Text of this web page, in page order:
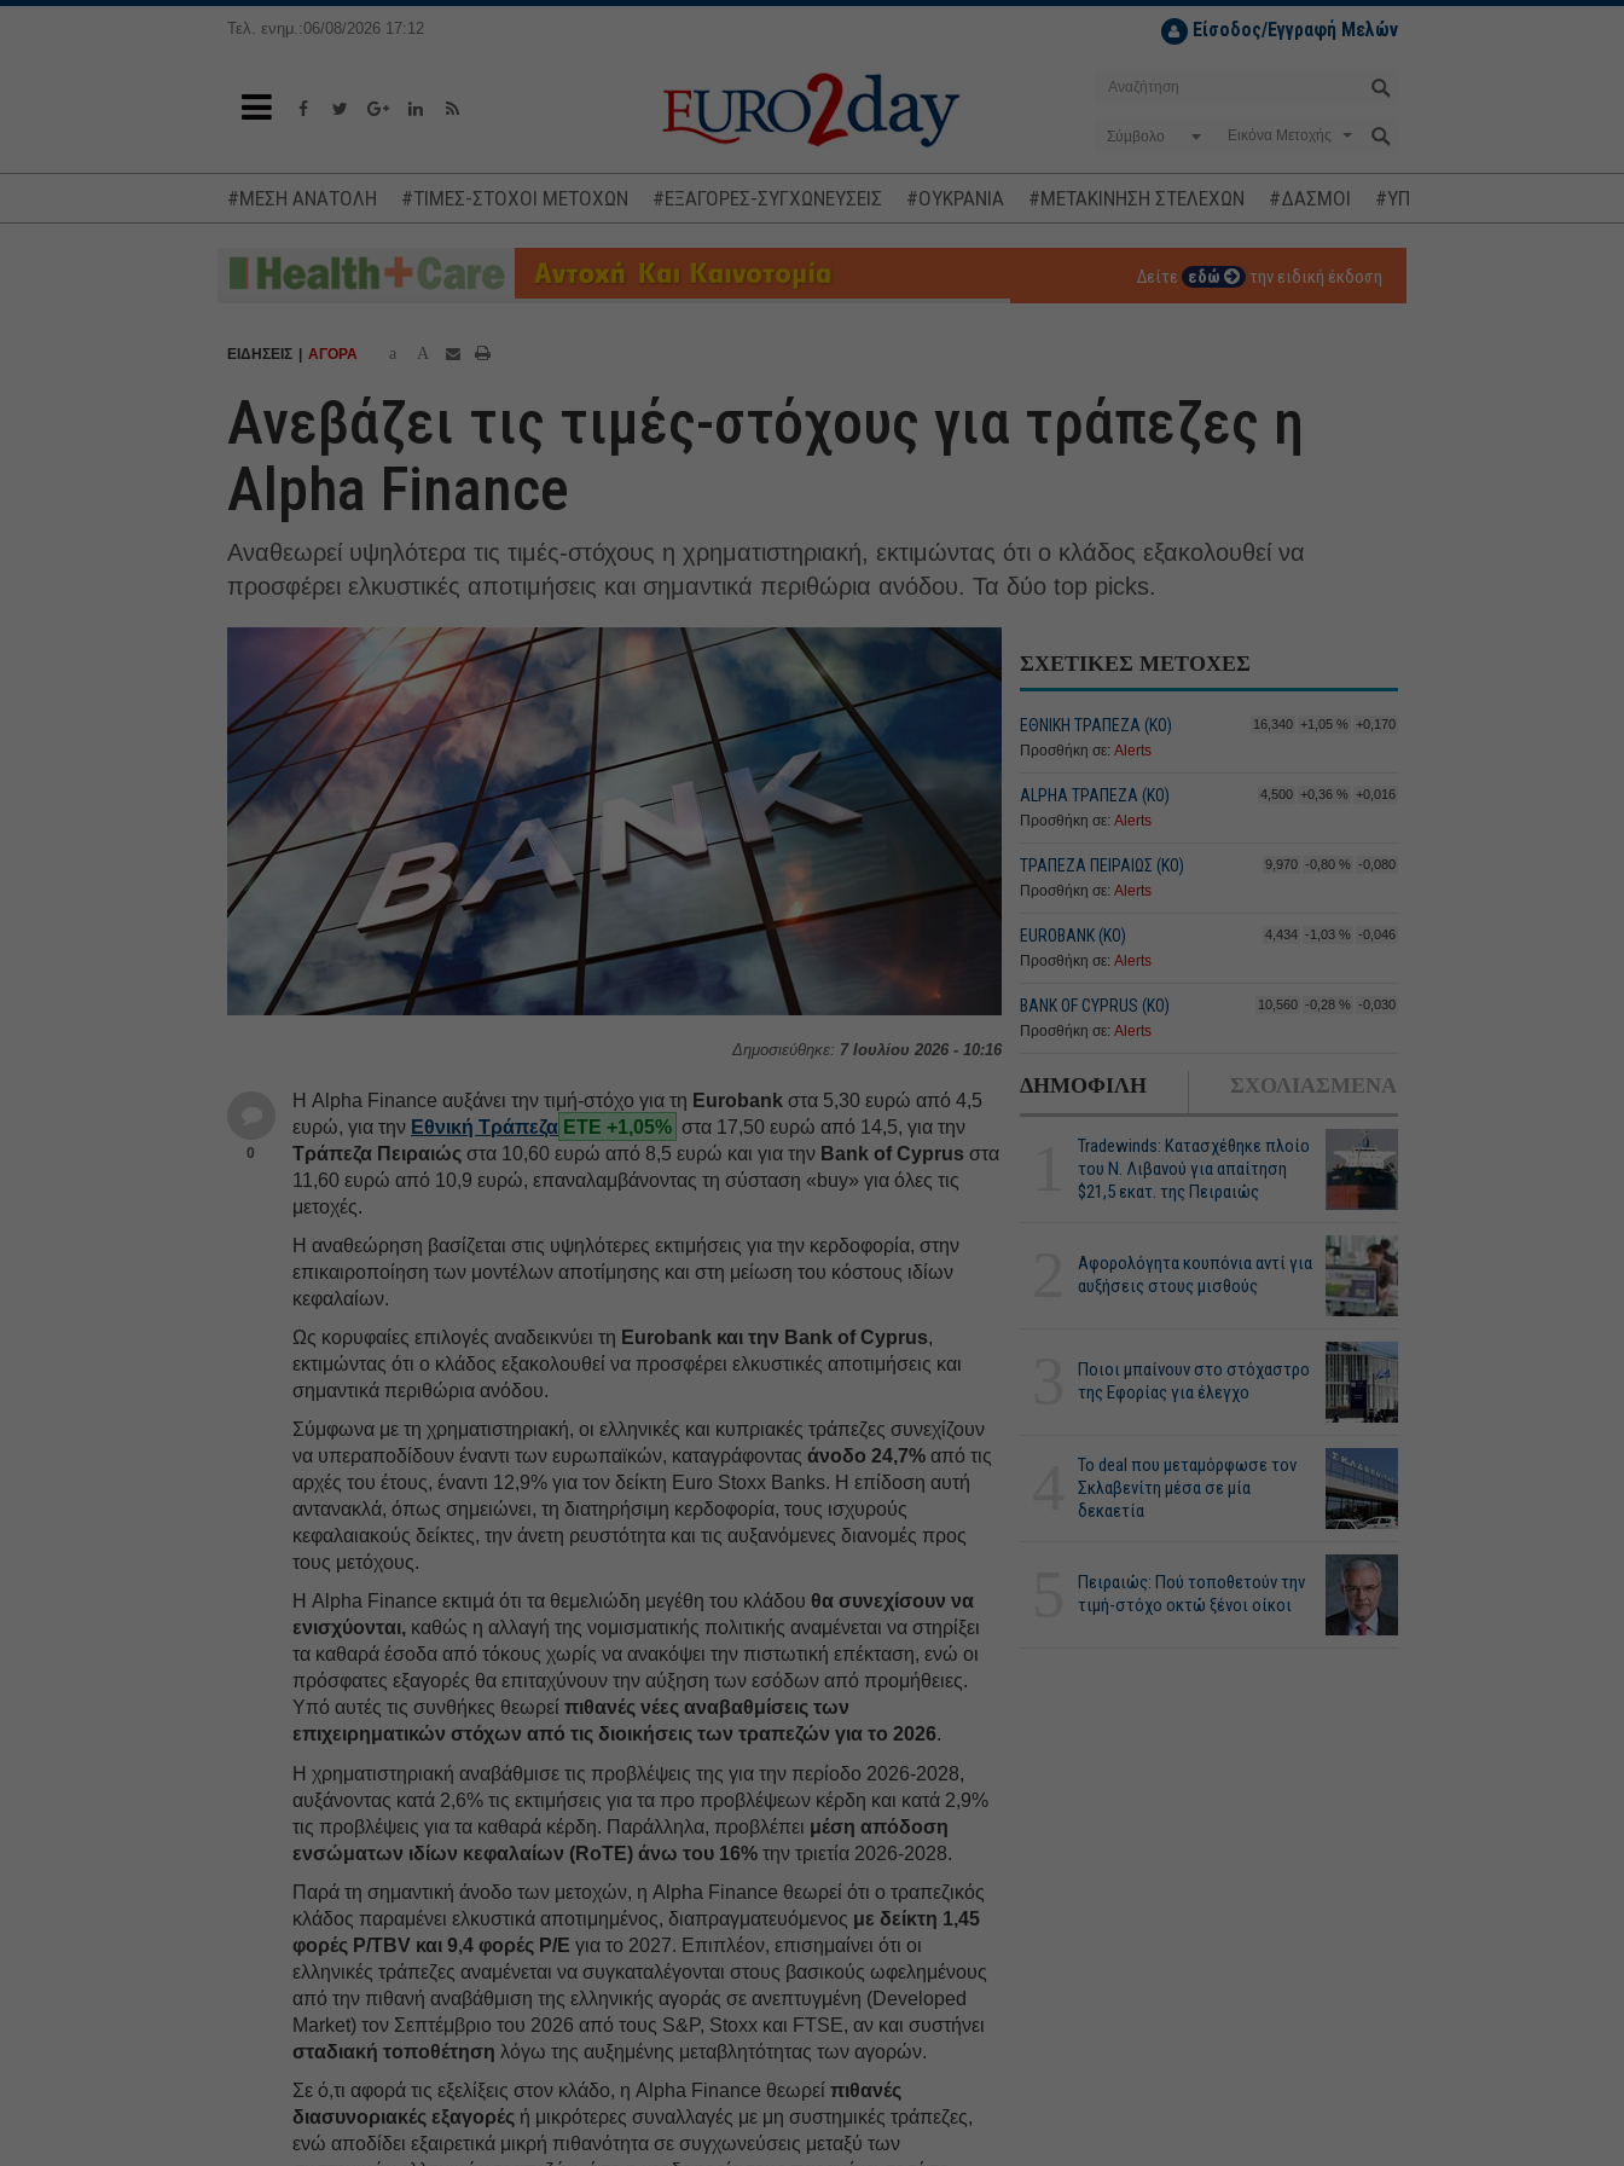
Τελ. ενημ.:06/08/2026 17:12 Είσοδος/Εγγραφή Μελών
Σύμβολο
#ΜΕΣΗ ΑΝΑΤΟΛΗ #ΤΙΜΕΣ-ΣΤΟΧΟΙ ΜΕΤΟΧΩΝ #ΕΞΑΓΟΡΕΣ-ΣΥΓΧΩΝΕΥΣΕΙΣ #ΟΥΚΡΑΝΙΑ #ΜΕΤΑΚΙΝΗΣΗ ΣΤΕΛΕΧΩΝ #ΔΑΣΜΟΙ #ΥΠΟΚΛΟΠΕΣ
Δείτε εδώ την ειδική έκδοση
ΕΙΔΗΣΕΙΣ ΑΓΟΡΑ a A
Ανεβάζει τις τιμές-στόχους για τράπεζες η
Alpha Finance
Αναθεωρεί υψηλότερα τις τιμές-στόχους η χρηματιστηριακή, εκτιμώντας ότι ο κλάδος εξακολουθεί να
προσφέρει ελκυστικές αποτιμήσεις και σημαντικά περιθώρια ανόδου. Τα δύο top picks.
Δημοσιεύθηκε: 7 Ιουλίου 2026 - 10:16
0
Η Alpha Finance αυξάνει την τιμή-στόχο για τη Eurobank στα 5,30 ευρώ από 4,5
ευρώ, για την Εθνική Τράπεζα ΕΤΕ +1,05% στα 17,50 ευρώ από 14,5, για την
Τράπεζα Πειραιώς στα 10,60 ευρώ από 8,5 ευρώ και για την Bank of Cyprus στα
11,60 ευρώ από 10,9 ευρώ, επαναλαμβάνοντας τη σύσταση «buy» για όλες τις
μετοχές.
Η αναθεώρηση βασίζεται στις υψηλότερες εκτιμήσεις για την κερδοφορία, στην
επικαιροποίηση των μοντέλων αποτίμησης και στη μείωση του κόστους ιδίων
κεφαλαίων.
Ως κορυφαίες επιλογές αναδεικνύει τη Eurobank και την Bank of Cyprus,
εκτιμώντας ότι ο κλάδος εξακολουθεί να προσφέρει ελκυστικές αποτιμήσεις και
σημαντικά περιθώρια ανόδου.
Σύμφωνα με τη χρηματιστηριακή, οι ελληνικές και κυπριακές τράπεζες συνεχίζουν
να υπεραποδίδουν έναντι των ευρωπαϊκών, καταγράφονταςάνοδο 24,7% από τις
αρχές του έτους, έναντι 12,9% για τον δείκτη Euro Stoxx Banks. Η επίδοση αυτή
αντανακλά, όπως σημειώνει, τη διατηρήσιμη κερδοφορία, τους ισχυρούς
κεφαλαιακούς δείκτες, την άνετη ρευστότητα και τις αυξανόμενες διανομές προς
τους μετόχους.
Η Alpha Finance εκτιμά ότι τα θεμελιώδη μεγέθη του κλάδου θα συνεχίσουν να
ενισχύονται, καθώς η αλλαγή της νομισματικής πολιτικής αναμένεται να στηρίξει
τα καθαρά έσοδα από τόκους χωρίς να ανακόψει την πιστωτική επέκταση, ενώ οι
πρόσφατες εξαγορές θα επιταχύνουν την αύξηση των εσόδων από προμήθειες.
Υπό αυτές τις συνθήκες θεωρείπιθανές νέες αναβαθμίσεις των
επιχειρηματικών στόχων από τις διοικήσεις των τραπεζών για το 2026.
Η χρηματιστηριακή αναβάθμισε τις προβλέψεις της για την περίοδο 2026-2028,
αυξάνοντας κατά 2,6% τις εκτιμήσεις για τα προ προβλέψεων κέρδη και κατά 2,9%
τις προβλέψεις για τα καθαρά κέρδη. Παράλληλα, προβλέπει μέση απόδοση
ενσώματων ιδίων κεφαλαίων (RoTE) άνω του 16% την τριετία 2026-2028.
Παρά τη σημαντική άνοδο των μετοχών, η Alpha Finance θεωρεί ότι ο τραπεζικός
κλάδος παραμένει ελκυστικά αποτιμημένος, διαπραγματευόμενος με δείκτη 1,45
φορές P/TBV και 9,4 φορές P/E για το 2027. Επιπλέον, επισημαίνει ότι οι
ελληνικές τράπεζες αναμένεται να συγκαταλέγονται στους βασικούς ωφελημένους
από την πιθανή αναβάθμιση της ελληνικής αγοράς σε ανεπτυγμένη (Developed
Market) τον Σεπτέμβριο του 2026 από τους S&P, Stoxx και FTSE, αν και συστήνει
σταδιακή τοποθέτηση λόγω της αυξημένης μεταβλητότητας των αγορών.
Σε ό,τι αφορά τις εξελίξεις στον κλάδο, η Alpha Finance θεωρείπιθανές
διασυνοριακές εξαγορές ή μικρότερες συναλλαγές με μη συστημικές τράπεζες,
ενώ αποδίδει εξαιρετικά μικρή πιθανότητα σε συγχωνεύσεις μεταξύ των
ΣΧΕΤΙΚΕΣ ΜΕΤΟΧΕΣ
ΕΘΝΙΚΗ ΤΡΑΠΕΖΑ (KO) 16,340 +1,05 % +0,170
Προσθήκη σε: Alerts
ALPHA ΤΡΑΠΕΖΑ (ΚΟ) 4,500 +0,36 % +0,016
Προσθήκη σε: Alerts
ΤΡΑΠΕΖΑ ΠΕΙΡΑΙΩΣ (ΚΟ) 9,970 -0,80 % -0,080
Προσθήκη σε: Alerts
EUROBANK (ΚΟ) 4,434 -1,03 % -0,046
Προσθήκη σε: Alerts
BANK OF CYPRUS (ΚΟ) 10,560 -0,28 % -0,030
Προσθήκη σε: Alerts
ΔΗΜΟΦΙΛΗ ΣΧΟΛΙΑΣΜΕΝΑ
Tradewinds: Κατασχέθηκε πλοίο
του Ν. Λιβανού για απαίτηση
$21,5 εκατ. της Πειραιώς
Αφορολόγητα κουπόνια αντί για
αυξήσεις στους μισθούς
Ποιοι μπαίνουν στο στόχαστρο
της Εφορίας για έλεγχο
Το deal που μεταμόρφωσε τον
Σκλαβενίτη μέσα σε μία
δεκαετία
Πειραιώς: Πού τοποθετούν την
τιμή-στόχο οκτώ ξένοι οίκοι